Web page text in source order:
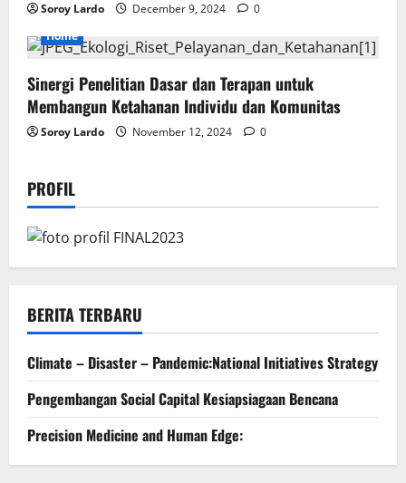
Soroy Lardo December 9, 2024
0
Home
Sinergi Penelitian Dasar dan Terapan untuk
Membangun Ketahanan Individu dan Komunitas
Soroy Lardo November 12, 2024 0
PROFIL
BERITA TERBARU
Climate – Disaster – Pandemic:National Initiatives Strategy
Pengembangan Social Capital Kesiapsiagaan Bencana
Precision Medicine and Human Edge: